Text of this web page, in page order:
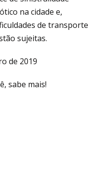
na cidade e,
de transporte
sujeitas.
de 2019
sabe mais!